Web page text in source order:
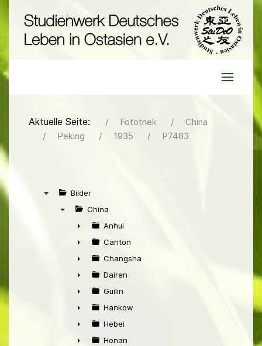
Aktuelle Seite: Fotothek
China
Peking
1935 P7483
Bilder
China
►
Anhui
►
Canton
►
Changsha
►
Dairen
►
Guilin
►
Hankow
►
Hebei
Honan